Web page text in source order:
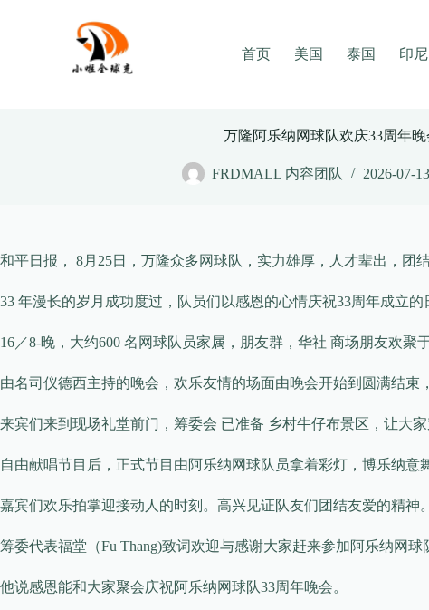
首页
美国 泰国 印尼
万隆阿乐纳网球队欢庆33周年晚
FRDMALL 内容团队 2026-07-13
和平日报， 8月25日，万隆众多网球队，实力雄厚，人才辈出，团
33 年漫长的岁月成功度过，队员们以感恩的心情庆祝33周年成立的
16／8-晚，大约600 名网球队员家属，朋友群，华社 商场朋友欢
由名司仪德西主持的晚会，欢乐友情的场面由晚会开始到圆满结束
来宾们来到现场礼堂前门，筹委会 已准备 乡村牛仔布景区，让大
自由献唱节目后，正式节目由阿乐纳网球队员拿着彩灯，博乐纳意
嘉宾们欢乐拍掌迎接动人的时刻。高兴见证队友们团结友爱的精神。
筹委代表福堂（Fu Thang)致词欢迎与感谢大家赶来参加阿乐纳网
他说感恩能和大家聚会庆祝阿乐纳网球队33周年晚会。